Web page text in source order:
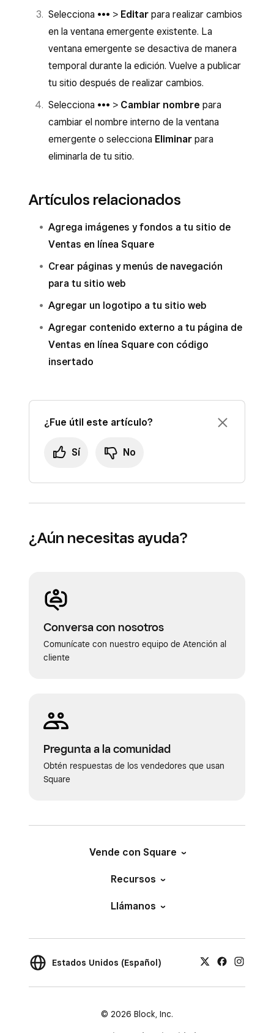
Selecciona ••• > Editar para realizar cambios
en la ventana emergente existente. La
ventana emergente se desactiva de manera
temporal durante la edición. Vuelve a publicar
tu sitio después de realizar cambios.
Selecciona ••• > Cambiar nombre para
cambiar el nombre interno de la ventana
emergente o selecciona Eliminar para
eliminarla de tu sitio.
Artículos relacionados
Agrega imágenes y fondos a tu sitio de
Ventas en línea Square
Crear páginas y menús de navegación
para tu sitio web
Agregar un logotipo a tu sitio web
Agregar contenido externo a tu página de
Ventas en línea Square con código
insertado
¿Fue útil este artículo?
Sí No
¿Aún necesitas ayuda?
Conversa con nosotros
Comunícate con nuestro equipo de Atención al
cliente
Pregunta a la comunidad
Obtén respuestas de los vendedores que usan
Square
Vende con Square
Recursos
Llámanos
Estados Unidos (Español)
© 2026 Block, Inc.